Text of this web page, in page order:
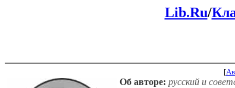
Lib.Ru/
[
Об авторе: русский и